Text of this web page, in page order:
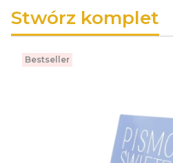
Stwórz komplet
Bestseller